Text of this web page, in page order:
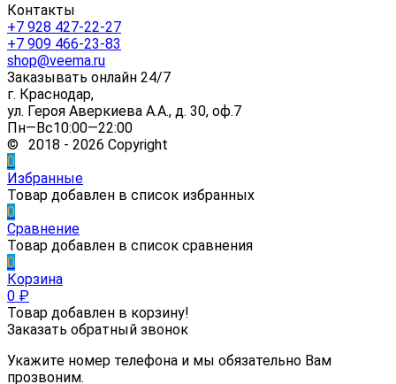
Контакты
+7 928 427-22-27
+7 909 466-23-83
shop@veema.ru
Заказывать онлайн 24/7
г. Краснодар,
ул. Героя Аверкиева А.А., д. 30, оф.7
Пн—Вс10:00—22:00
© 2018 - 2026 Copyright
0
Избранные
Товар добавлен в список избранных
0
Сравнение
Товар добавлен в список сравнения
0
Корзина
0 ₽
Товар добавлен в корзину!
Заказать обратный звонок
Укажите номер телефона и мы обязательно Вам
прозвоним.